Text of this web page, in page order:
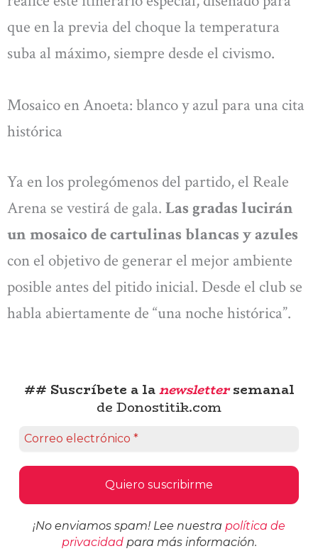
que en la previa del choque la temperatura
suba al máximo, siempre desde el civismo.
Mosaico en Anoeta: blanco y azul para una cita
histórica
Ya en los prolegómenos del partido, el Reale
Arena se vestirá de gala. Las gradas lucirán
un mosaico de cartulinas blancas y azules
con el objetivo de generar el mejor ambiente
posible antes del pitido inicial. Desde el club se
habla abiertamente de “una noche histórica”.
## Suscríbete a lanewslettersemanal
de Donostitik.com
¡No enviamos spam! Lee nuestra política de
privacidadpara más información.